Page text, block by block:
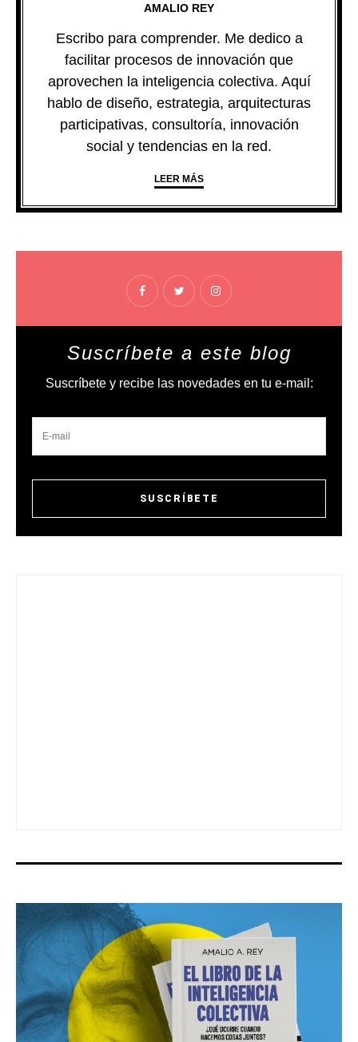
AMALIO REY
Escribo para comprender. Me dedico a
facilitar procesos de innovación que
aprovechen la inteligencia colectiva. Aquí
hablo de diseño, estrategia, arquitecturas
participativas, consultoría, innovación
social y tendencias en la red.
LEER MÁS
Suscríbete a este blog
Suscríbete y recibe las novedades en tu e-mail: